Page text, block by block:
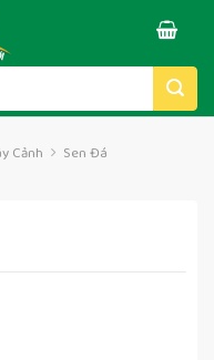
Cảnh Sen Đá